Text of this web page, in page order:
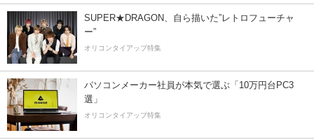
SUPER★DRAGON、自ら描いた”レトロフューチャ
ー”
オリコンタイアップ特集
パソコンメーカー社員が本気で選ぶ「10万円台PC3
選」
オリコンタイアップ特集